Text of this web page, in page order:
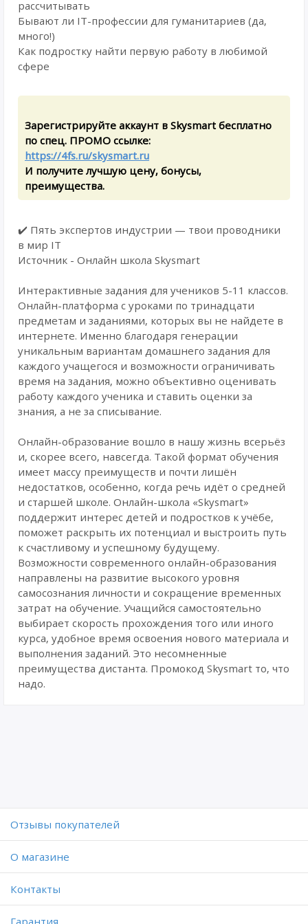
рассчитывать
Бывают ли IT-профессии для гуманитариев (да,
много!)
Как подростку найти первую работу в любимой
сфере
Зарегистрируйте аккаунт в Skysmart бесплатно
по спец. ПРОМО ссылке:
https://4fs.ru/skysmart.ru
И получите лучшую цену, бонусы,
преимущества.
✔️ Пять экспертов индустрии — твои проводники
в мир IT
Источник - Онлайн школа Skysmart
Интерактивные задания для учеников 5-11 классов.
Онлайн-платформа с уроками по тринадцати
предметам и заданиями, которых вы не найдете в
интернете. Именно благодаря генерации
уникальным вариантам домашнего задания для
каждого учащегося и возможности ограничивать
время на задания, можно объективно оценивать
работу каждого ученика и ставить оценки за
знания, а не за списывание.
Онлайн-образование вошло в нашу жизнь всерьёз
и, скорее всего, навсегда. Такой формат обучения
имеет массу преимуществ и почти лишён
недостатков, особенно, когда речь идёт о средней
и старшей школе. Онлайн-школа «Skysmart»
поддержит интерес детей и подростков к учёбе,
поможет раскрыть их потенциал и выстроить путь
к счастливому и успешному будущему.
Возможности современного онлайн-образования
направлены на развитие высокого уровня
самосознания личности и сокращение временных
затрат на обучение. Учащийся самостоятельно
выбирает скорость прохождения того или иного
курса, удобное время освоения нового материала и
выполнения заданий. Это несомненные
преимущества дистанта. Промокод Skysmart то, что
надо.
Отзывы покупателей
O магазине
Контакты
Гарантия